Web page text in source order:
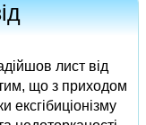
лист від
що з приходом
ексгібиціонізму